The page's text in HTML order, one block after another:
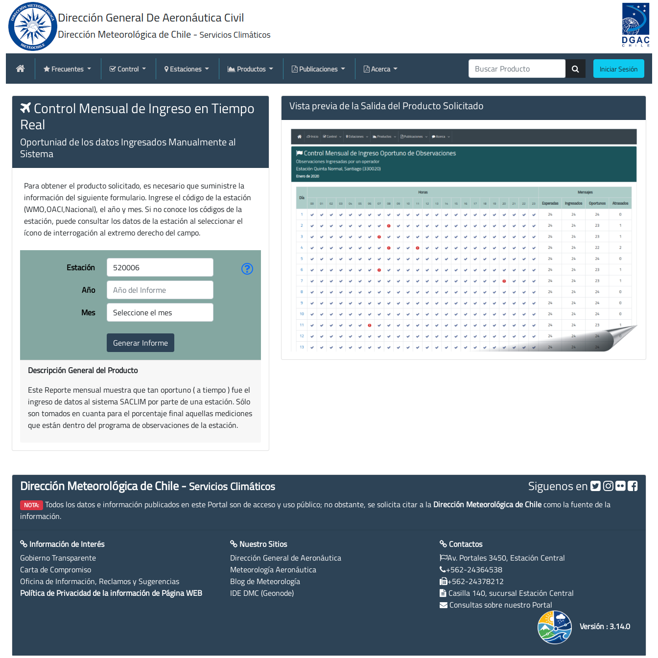
Frecuentes Control Estaciones Productos Publicaciones Acerca Iniciar Sesión
Control Mensual de Ingreso en Tiempo
Real
Oportuniad de los datos Ingresados Manualmente al
Sistema
Para obtener el producto solicitado, es necesario que suministre la
información del siguiente formulario. Ingrese el código de la estación
(WMO,OACI,Nacional), el año y mes. Si no conoce los códigos de la
estación, puede consultar los datos de la estación al seleccionar el
ícono de interrogación al extremo derecho del campo.
Estación
Año
Mes
Descripción General del Producto
Este Reporte mensual muestra que tan oportuno ( a tiempo ) fue el
ingreso de datos al sistema SACLIM por parte de una estación. Sólo
son tomados en cuanta para el porcentaje final aquellas mediciones
que están dentro del programa de observaciones de la estación.
Vista previa de la Salida del Producto Solicitado
Dirección Meteorológica de Chile - Servicios Climáticos Siguenos en
NOTA: Todos los datos e información publicados en este Portal son de acceso y uso público; no obstante, se solicita citar a la Dirección Meteorológica de Chilecomo la fuente de la
información.
Información de Interés
Gobierno Transparente
Carta de Compromiso
Oficina de Información, Reclamos y Sugerencias
Política de Privacidad de la información de Página WEB
Nuestro Sitios
Dirección General de Aeronáutica
Meteorología Aeronáutica
Blog de Meteorología
IDE DMC (Geonode)
Contactos
Av. Portales 3450, Estación Central
+562-24364538
+562-24378212
Casilla 140, sucursal Estación Central
Consultas sobre nuestro Portal
Versión : 3.14.0